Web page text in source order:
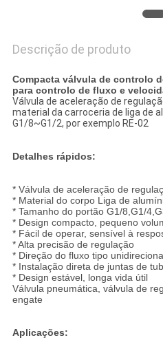
Descrição de produto
Compacta válvula de controlo
para controlo de fluxo e
Válvula de aceleração de
material da carroceria de liga de
G1/8~G1/2, por exemplo RE-02
Detalhes rápidos:
* Válvula de aceleração de
* Material do corpo Liga de
* Tamanho do portão G1/8,G1/
* Design compacto, pequeno
* Fácil de operar, sensível à
* Alta precisão de regulação
* Direção do fluxo tipo
* Instalação direta de juntas de
* Design estável, longa vida útil
Válvula pneumática, válvula de
engate
Aplicações: